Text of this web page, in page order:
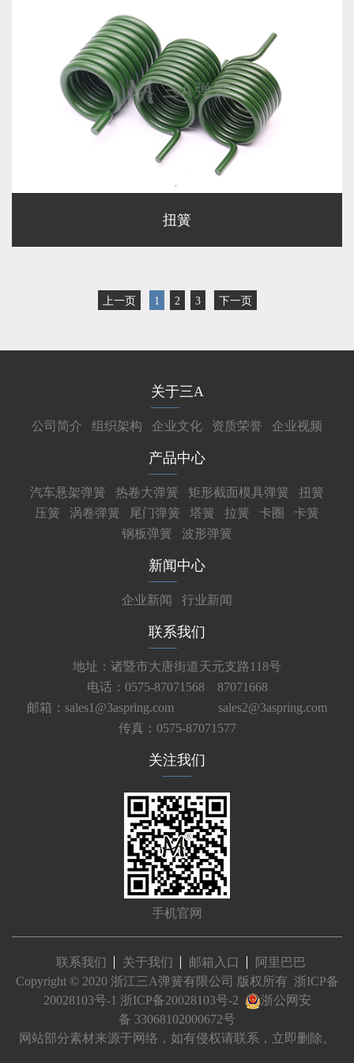
扭簧
上一页 1 2 3 下一页
关于三A
公司简介 组织架构 企业文化 资质荣誉 企业视频
产品中心
汽车悬架弹簧 热卷大弹簧 矩形截面模具弹簧
扭簧
压簧
涡卷弹簧 尾门弹簧 塔簧 拉簧 卡圈
卡簧
钢板弹簧
波形弹簧
新闻中心
企业新闻 行业新闻
联系我们
地址：诸暨市大唐街道天元支路118号
电话：0575-87071568 87071668
邮箱：sales1@3aspring.com
sales2@3aspring.com
传真：0575-87071577
关注我们
手机官网
联系我们 关于我们 邮箱入口
阿里巴巴
Copyright © 2020 浙江三A弹簧有限公司 版权所有 浙ICP备
20028103号-1 浙ICP备20028103号-2
浙公网安
备 33068102000672号
网站部分素材来源于网络，如有侵权请联系，立即删除。